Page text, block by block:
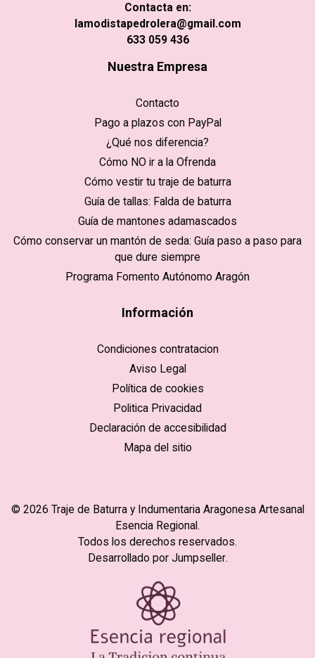
Contacta en:
lamodistapedrolera@gmail.com
633 059 436
Nuestra Empresa
Contacto
Pago a plazos con PayPal
¿Qué nos diferencia?
Cómo NO ir a la Ofrenda
Cómo vestir tu traje de baturra
Guía de tallas: Falda de baturra
Guía de mantones adamascados
Cómo conservar un mantón de seda: Guía paso a paso para
que dure siempre
Programa Fomento Autónomo Aragón
Información
Condiciones contratacion
Aviso Legal
Política de cookies
Politica Privacidad
Declaración de accesibilidad
Mapa del sitio
© 2026 Traje de Baturra y Indumentaria Aragonesa Artesanal
Esencia Regional.
Todos los derechos reservados.
Desarrollado por Jumpseller.